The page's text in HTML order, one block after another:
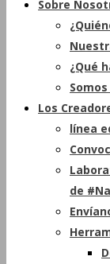
Sobre
¿Qué
Los
línea
de